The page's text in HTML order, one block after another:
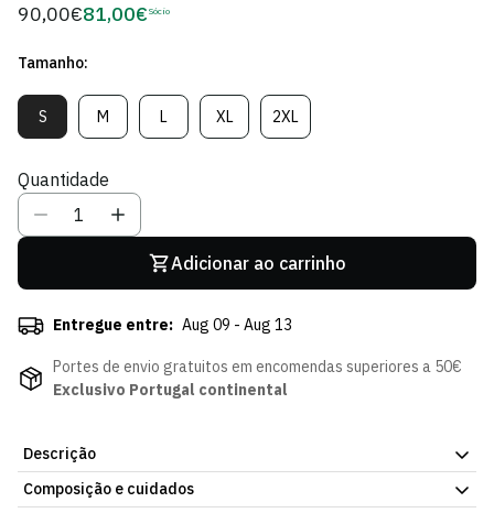
Preço
90,00€Preço
Sócio
81,00€ Sócio
Tamanho:
SVariante
Esgotada
Indisponível
MVariante
Esgotada
Indisponível
LVariante
Esgotada
XLVariante
Esgotada
2XLVariante
Esgotada
Quantidade
Adicionar ao carrinho
Entregue entre: Aug 09 - Aug 13
Portes de envio gratuitos em encomendas superiores a 50€
Exclusivo Portugal continental
Descrição
Sweat 1/4 Zip Preta. Pensado para o frio, sem abdicar do estilo.
Composição e cuidados